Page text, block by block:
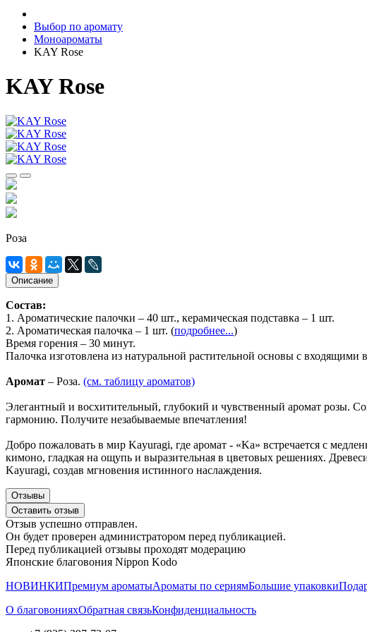
Выбор по аромату
Моноароматы
KAY Rose
KAY Rose
Роза
Описание
Состав:
1. Ароматические палочки – 40 шт., керамическая подставка – 1 шт.
2. Ароматическая палочка – 1 шт. (подробнее...)
Время горения – 30 минут.
Палочка изготовлена из натуральной растительной основы с
Аромат – Роза. (см. таблицу ароматов)
Элегантный и восхитительный, глубокий и чувственный аромат розы.
гармонию. Получите незабываемые впечатления!
Добро пожаловать в мир Kayuragi, где аромат - «Ka» встречается с
кимоно, гладкая на ощупь и выразительная в цветовых решениях.
Kayuragi, создав мгновения истинного наслаждения.
Отзывы
Оставить отзыв
Отзыв успешно отправлен.
Он будет проверен администратором перед публикацией.
Перед публикацией отзывы проходят модерацию
Японские благовония Nippon Kodo
НОВИНКИПремиум ароматыАроматы по сериямБольшие упаковки
О благовонияхОбратная связьКонфиденциальность